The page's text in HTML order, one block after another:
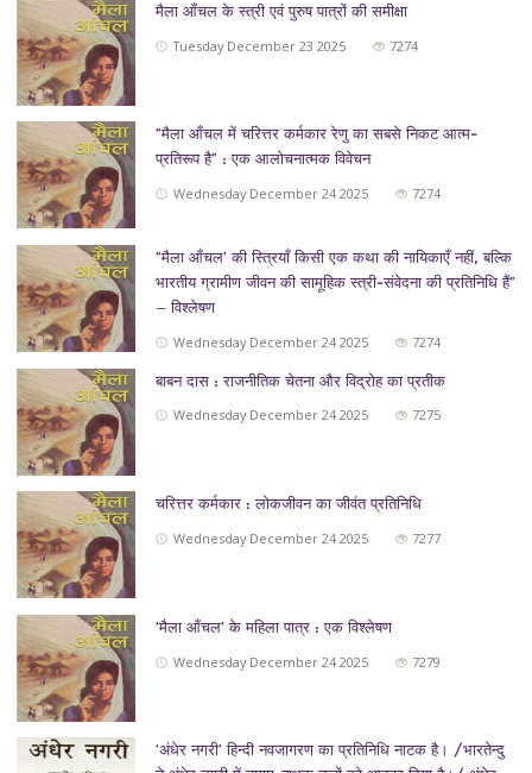
मैला आँचल के स्त्री एवं पुरुष पात्रों की समीक्षा
Tuesday December 23 2025
7274
“मैला आँचल में चरित्तर कर्मकार रेणु का सबसे निकट आत्म-
प्रतिरूप है” : एक आलोचनात्मक विवेचन
Wednesday December 24 2025
7274
“मैला आँचल’ की स्त्रियाँ किसी एक कथा की नायिकाएँ नहीं, बल्कि
भारतीय ग्रामीण जीवन की सामूहिक स्त्री-संवेदना की प्रतिनिधि हैं”
— विश्लेषण
Wednesday December 24 2025
7274
बाबन दास : राजनीतिक चेतना और विद्रोह का प्रतीक
Wednesday December 24 2025
7275
चरित्तर कर्मकार : लोकजीवन का जीवंत प्रतिनिधि
Wednesday December 24 2025
7277
‘मैला आँचल’ के महिला पात्र : एक विश्लेषण
Wednesday December 24 2025
7279
‘अंधेर नगरी’ हिन्दी नवजागरण का प्रतिनिधि नाटक है। /भारतेन्दु